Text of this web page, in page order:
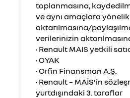
toplanmasına,
ve aynı amaçlara
aktarılmasına/
verilerinizin
• Renault MAIS yetkili
• OYAK
• Orfin Finansman A.Ş.
• Renault – MAİS’in
yurtdışındaki 3. taraflar